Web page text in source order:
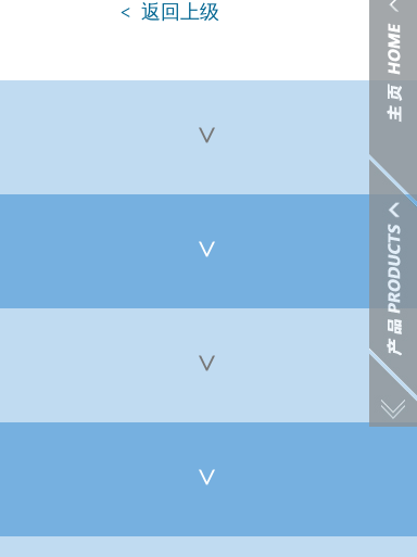
< 返回上级
>
>
>
>